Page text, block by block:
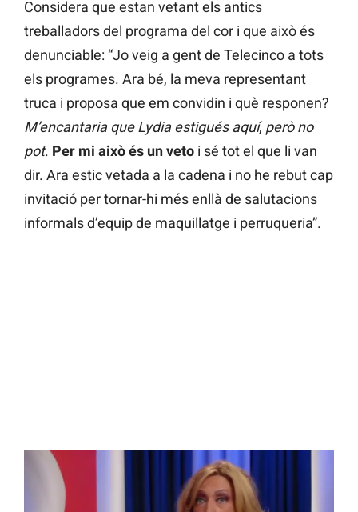
Considera que estan vetant els antics
treballadors del programa del cor i que això és
denunciable: “Jo veig a gent de Telecinco a tots
els programes. Ara bé, la meva representant
truca i proposa que em convidin i què responen?
M’encantaria que Lydia estigués aquí, però no
pot. Per mi això és un veto i sé tot el que li van
dir. Ara estic vetada a la cadena i no he rebut cap
invitació per tornar-hi més enllà de salutacions
informals d’equip de maquillatge i perruqueria”.